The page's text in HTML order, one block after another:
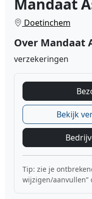
Doetinchem
Over Mandaat
verzekeringen
Bekijk
Tip: zie je
wijzigen/aanvullen”